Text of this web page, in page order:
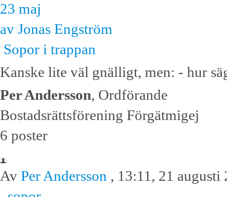
23 maj
av Jonas Engström
Sopor i trappan
Kanske lite väl gnälligt, men: - hur
Per Andersson, Ordförande
Bostadsrättsförening Förgätmigej
6 poster
Av Per Andersson , 13:11, 21 augusti